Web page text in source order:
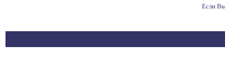
Если